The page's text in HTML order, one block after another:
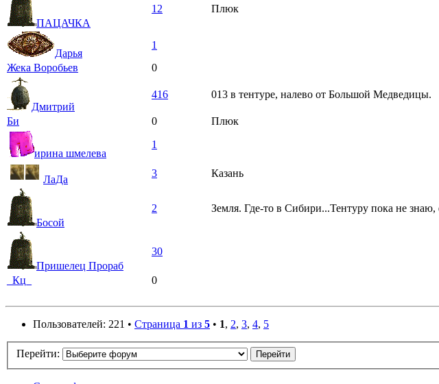
ПАЦАЧКА
12 Плюк
Дарья
1
Жека Воробьев
0
Дмитрий
416 013 в тентуре, налево от Большой Медведицы.
Би 0 Плюк
ирина шмелева
1
ЛаДа
3 Казань
Босой
2 Земля. Где-то в Сибири...Тентуру пока не
Пришелец Прораб
30
_Кц_ 0
Пользователей: 221 • Страница 1 из 5 • 1, 2, 3, 4, 5
Перейти: